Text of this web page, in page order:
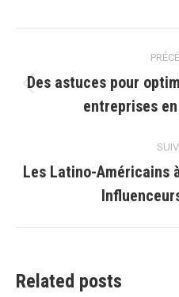
article
Des astuces pour
entreprises
:
Les Latino-Américains
Related posts